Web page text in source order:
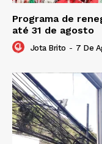
Programa de
até 31 de agosto
Jota Brito - 7 De